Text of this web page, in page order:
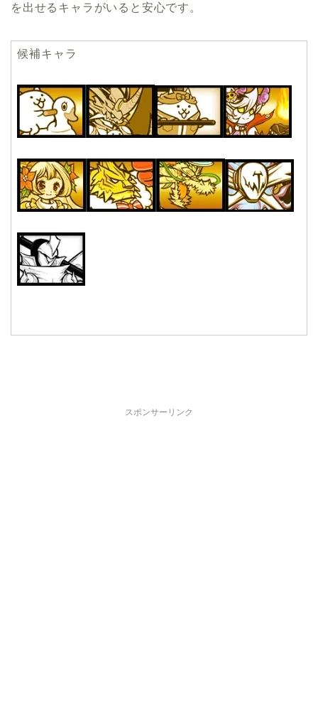
を出せるキャラがいると安心です。
候補キャラ
スポンサーリンク